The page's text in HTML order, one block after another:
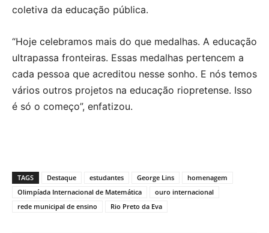
coletiva da educação pública.
“Hoje celebramos mais do que medalhas. A educação
ultrapassa fronteiras. Essas medalhas pertencem a
cada pessoa que acreditou nesse sonho. E nós temos
vários outros projetos na educação riopretense. Isso
é só o começo”, enfatizou.
TAGS Destaque estudantes George Lins
homenagem
Olimpíada Internacional de Matemática
ouro internacional
rede municipal de ensino
Rio Preto da Eva